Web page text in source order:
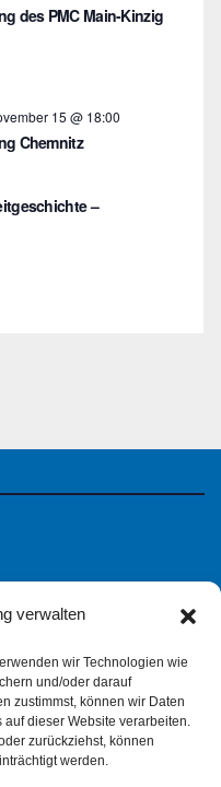
verwalten
wir Technologien wie
und/oder darauf
zustimmst, können wir Daten
dieser Website verarbeiten.
zurückziehst, können
werden.
des PMC Main-Kinzig
15 @ 18:00
Chemnitz
–